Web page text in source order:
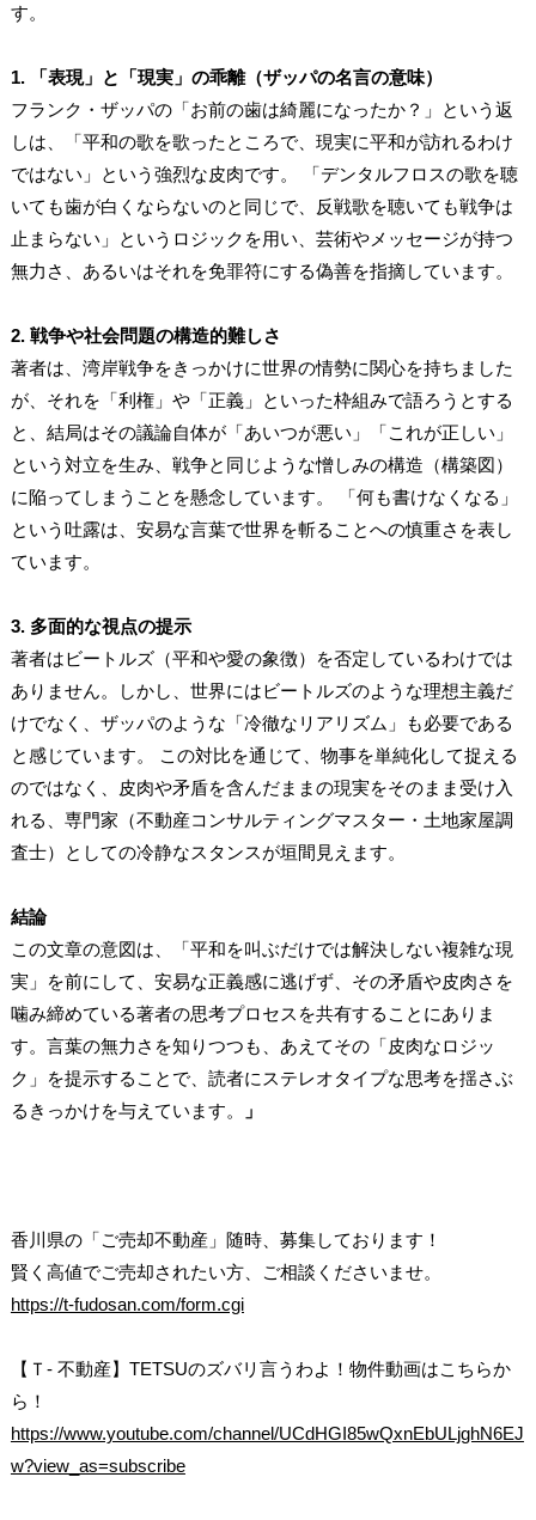
す。
1. 「表現」と「現実」の乖離（ザッパの名言の意味）
フランク・ザッパの「お前の歯は綺麗になったか？」という返
しは、「平和の歌を歌ったところで、現実に平和が訪れるわけ
ではない」という強烈な皮肉です。 「デンタルフロスの歌を聴
いても歯が白くならないのと同じで、反戦歌を聴いても戦争は
止まらない」というロジックを用い、芸術やメッセージが持つ
無力さ、あるいはそれを免罪符にする偽善を指摘しています。
2. 戦争や社会問題の構造的難しさ
著者は、湾岸戦争をきっかけに世界の情勢に関心を持ちました
が、それを「利権」や「正義」といった枠組みで語ろうとする
と、結局はその議論自体が「あいつが悪い」「これが正しい」
という対立を生み、戦争と同じような憎しみの構造（構築図）
に陥ってしまうことを懸念しています。 「何も書けなくなる」
という吐露は、安易な言葉で世界を斬ることへの慎重さを表し
ています。
3. 多面的な視点の提示
著者はビートルズ（平和や愛の象徴）を否定しているわけでは
ありません。しかし、世界にはビートルズのような理想主義だ
けでなく、ザッパのような「冷徹なリアリズム」も必要である
と感じています。 この対比を通じて、物事を単純化して捉える
のではなく、皮肉や矛盾を含んだままの現実をそのまま受け入
れる、専門家（不動産コンサルティングマスター・土地家屋調
査士）としての冷静なスタンスが垣間見えます。
結論
この文章の意図は、「平和を叫ぶだけでは解決しない複雑な現
実」を前にして、安易な正義感に逃げず、その矛盾や皮肉さを
噛み締めている著者の思考プロセスを共有することにありま
す。言葉の無力さを知りつつも、あえてその「皮肉なロジッ
ク」を提示することで、読者にステレオタイプな思考を揺さぶ
るきっかけを与えています。
」
香川県の「ご売却不動産」随時、募集しております！
賢く高値でご売却されたい方、ご相談くださいませ。
https://t-fudosan.com/form.cgi
【Ｔ- 不動産】TETSUのズバリ言うわよ！物件動画はこちらか
ら！
https://www.youtube.com/channel/UCdHGI85wQxnEbULjghN6EJ
w?view_as=subscribe